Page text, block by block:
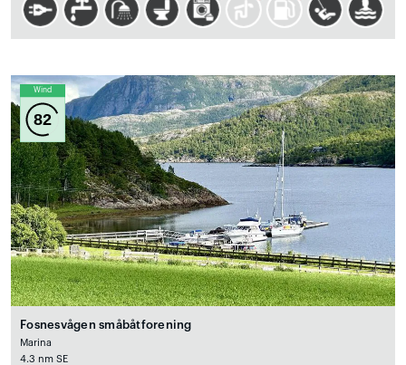
Wind
82
Fosnesvågen småbåtforening
Marina
4.3 nm SE